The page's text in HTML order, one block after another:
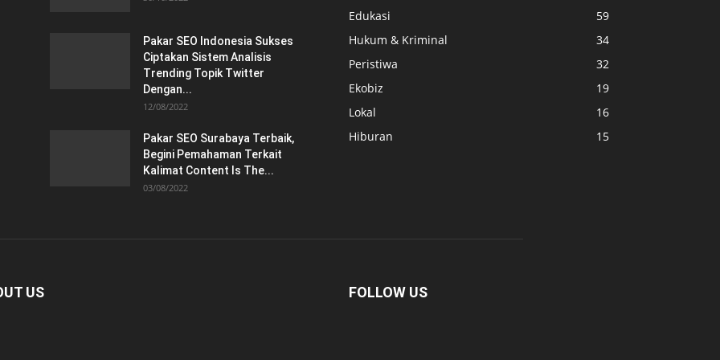
Pakar SEO Indonesia Sukses
Ciptakan Sistem Analisis
Trending Topik Twitter
Dengan...
12/08/2022
Pakar SEO Surabaya Terbaik,
Begini Pemahaman Terkait
Kalimat Content Is The...
03/08/2022
Edukasi
59
Hukum & Kriminal
34
Peristiwa
32
Ekobiz
19
Lokal
16
Hiburan
15
US FOLLOW US